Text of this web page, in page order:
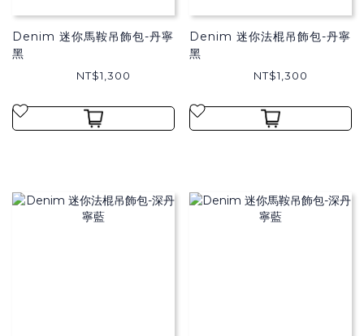
Denim 迷你馬鞍吊飾包-丹寧
黑
NT$1,300
Denim 迷你法棍吊飾包-丹寧
黑
NT$1,300